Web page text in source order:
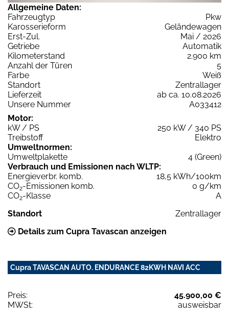
Allgemeine Daten:
Fahrzeugtyp
Pkw
Karosserieform
Geländewagen
Erst-Zul.
Mai / 2026
Getriebe
Automatik
Kilometerstand
2.900 km
Anzahl der Türen
5
Farbe
Weiß
Standort
Zentrallager
Lieferzeit
ab ca. 10.08.2026
Unsere Nummer
A033412
Motor:
kW / PS
250 kW / 340 PS
Treibstoff
Elektro
Umweltnormen:
Umweltplakette
4 (Green)
Verbrauch und Emissionen nach WLTP:
Energieverbr. komb.
18,5 kWh/100km
CO2-Emissionen komb.
0 g/km
CO2-Klasse
A
Standort
Zentrallager
Details zum Cupra Tavascan anzeigen
Cupra TAVASCAN AUTO. ENDURANCE 82KWH NAVI ACC
Preis:
45.900,00 €
MWSt:
ausweisbar